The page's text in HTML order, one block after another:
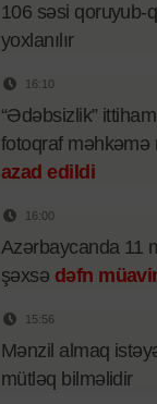
106 səsi qoruyub-
yoxlanılır
16:10
“Ədəbsizlik”
fotoqraf məhkəmə
azad edildi
16:00
Azərbaycanda 11
şəxsə dəfn
15:56
Mənzil almaq
mütləq bilməlidir